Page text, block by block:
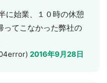
に始業、１０時の休憩
ってこなかった弊社の
2016年9月28日